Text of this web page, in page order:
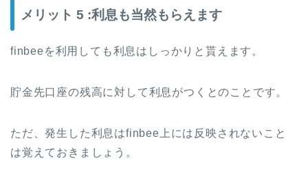
メリット 5 :利息も当然もらえます
finbeeを利用しても利息はしっかりと貰えます。
貯金先口座の残高に対して利息がつくとのことです。
ただ、発生した利息はfinbee上には反映されないこと
は覚えておきましょう。